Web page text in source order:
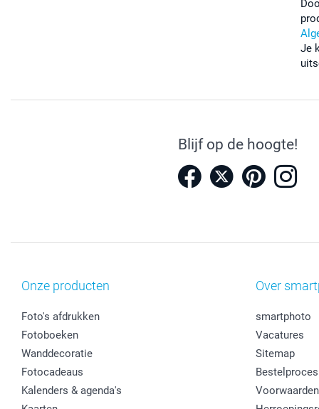
Je
Blijf op de hoogte!
Onze producten
Foto's afdrukken
Fotoboeken
Wanddecoratie
Fotocadeaus
Kalenders & agenda's
Over
smartphoto
Vacatures
Sitemap
Bestelproces
Voorwaarden